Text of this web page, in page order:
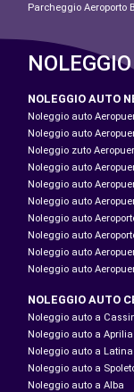
Parcheggio Aeroporto
NOLEGGIO AUTO
Noleggio auto
Noleggio auto
Noleggio zuto
Noleggio auto
Noleggio auto
Noleggio auto
Noleggio auto
Noleggio auto
Noleggio auto
Noleggio auto
NOLEGGIO AUTO
Noleggio auto a
Noleggio auto a Aprilia
Noleggio auto a Latina
Noleggio auto a
Noleggio auto a Alba